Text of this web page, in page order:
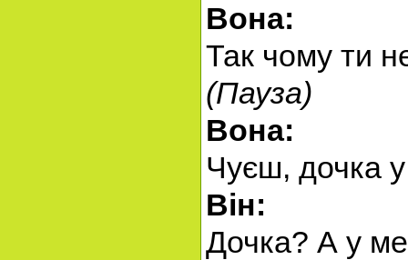
Вона:
Так чому ти
(Пауза)
Вона:
Чуєш, дочка
Він:
Дочка? А у